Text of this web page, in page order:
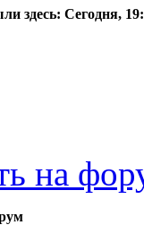
здесь: Сегодня,
на